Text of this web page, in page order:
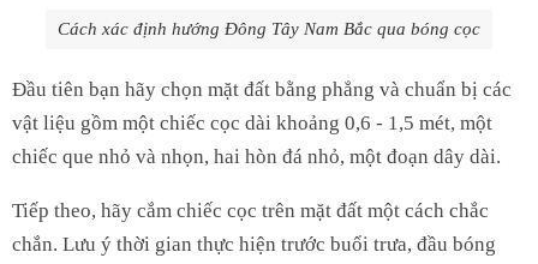
Cách xác định hướng Đông Tây Nam Bắc qua bóng cọc
Đầu tiên bạn hãy chọn mặt đất bằng phẳng và chuẩn bị các
vật liệu gồm một chiếc cọc dài khoảng 0,6 - 1,5 mét, một
chiếc que nhỏ và nhọn, hai hòn đá nhỏ, một đoạn dây dài.
Tiếp theo, hãy cắm chiếc cọc trên mặt đất một cách chắc
chắn. Lưu ý thời gian thực hiện trước buổi trưa, đầu bóng